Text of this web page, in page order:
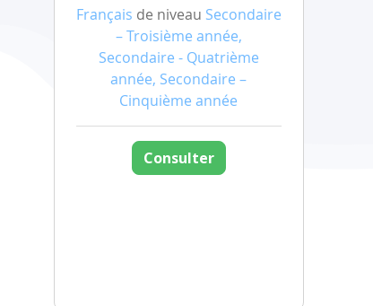
Français de niveau Secondaire
– Troisième année,
Secondaire - Quatrième
année, Secondaire –
Cinquième année
Consulter